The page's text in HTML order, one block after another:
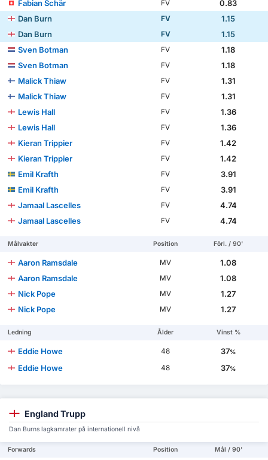
Fabian Schär FV
0.83
Dan Burn
FV
1.15
Dan Burn
FV
1.15
Sven Botman
FV
1.18
Sven Botman
FV
1.18
Malick Thiaw
FV
1.31
Malick Thiaw
FV
1.31
Lewis Hall
FV
1.36
Lewis Hall
FV
1.36
Kieran Trippier
FV
1.42
Kieran Trippier
FV
1.42
Emil Krafth
FV
3.91
Emil Krafth
FV
3.91
Jamaal Lascelles
FV
4.74
Jamaal Lascelles
FV 4.74
Målvakter Position Förl. / 90'
Aaron Ramsdale MV
1.08
Aaron Ramsdale
MV
1.08
Nick Pope
MV
1.27
Nick Pope
MV 1.27
Ledning Ålder Vinst %
Eddie Howe 48 37%
Eddie Howe 48 37%
England Trupp
Dan Burns lagkamrater på internationell nivå
Forwards Position Mål / 90'